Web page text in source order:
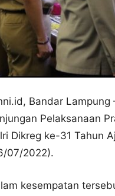
Bandar Lampung
Pelaksanaan
Dikreg ke-31 Tahun
07/2022).
kesempatan